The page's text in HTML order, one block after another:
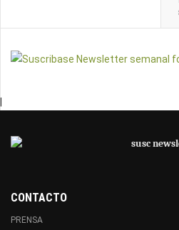
CONTACTO
PRENSA